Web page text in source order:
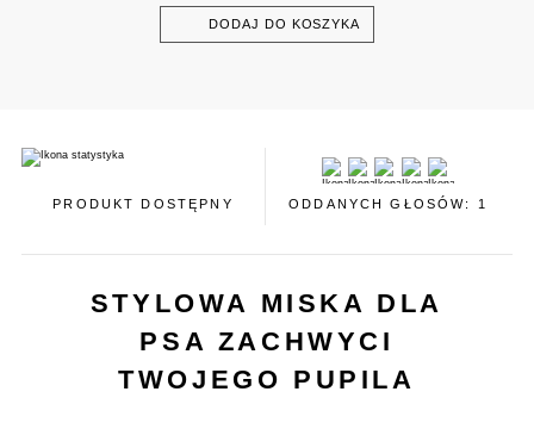
DODAJ DO KOSZYKA
PRODUKT DOSTĘPNY ODDANYCH GŁOSÓW: 1
STYLOWA MISKA DLA
PSA ZACHWYCI
TWOJEGO PUPILA